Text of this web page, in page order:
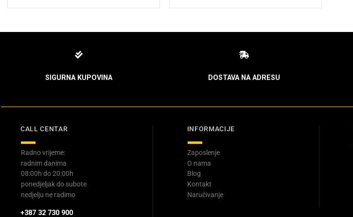
SIGURNA KUPOVINA DOSTAVA NA ADRESU
CALL CENTAR
Radno vrijeme:
radnim danima
08:00h do 20:00h
ponedjeljak do subote
nedjelju ne radimo
+387 32 730 900
INFORMACIJE
Zaposlenje
O nama
Blog
Kontakt
Naručivanje